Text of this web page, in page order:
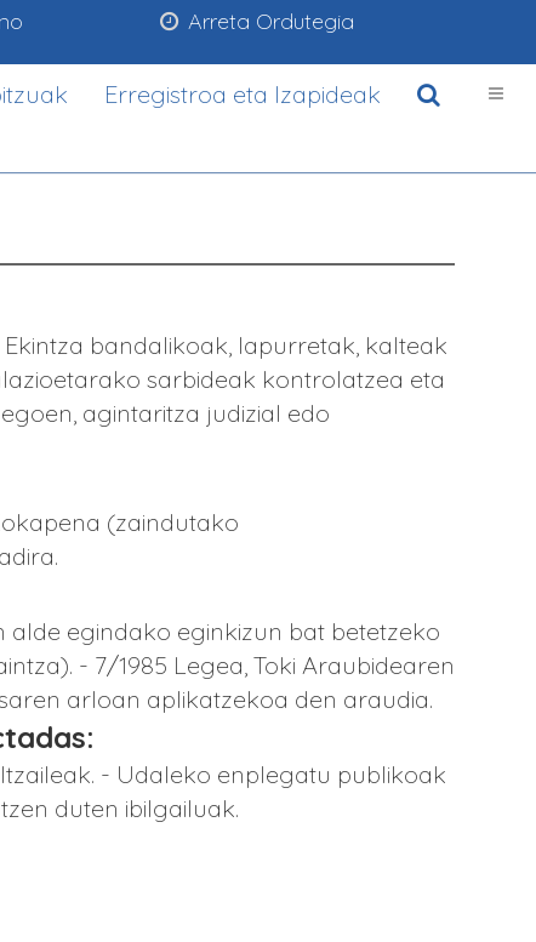
Arreta Ordutegia
Erregistroa eta Izapideak
bandalikoak, lapurretak, kalteak
sarbideak kontrolatzea eta
agintaritza judizial edo
(zaindutako
alde egindako eginkizun bat betetzeko
- 7/1985 Legea, Toki Araubidearen
arloan aplikatzekoa den araudia.
- Udaleko enplegatu publikoak
duten ibilgailuak.